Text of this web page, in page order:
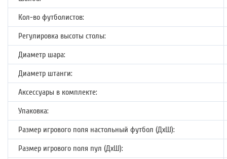
Кол-во футболистов:
Регулировка высоты столы:
Диаметр шара:
Диаметр штанги:
Аксессуары в комплекте:
Упаковка:
Размер игрового поля настольный футбол (ДхШ):
Размер игрового поля пул (ДхШ):